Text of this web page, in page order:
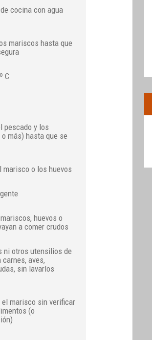
cocina con agua
mariscos hasta que
C
pescado y los
más) hasta que se
marisco o los huevos
huevos o
a comer crudos
ni otros utensilios de
aves,
sin lavarlos
marisco sin verificar
(o